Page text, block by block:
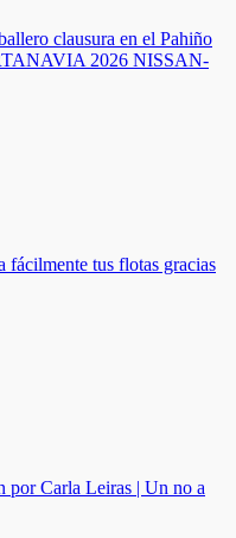
clausura en el Pahiño
2026 NISSAN-
fácilmente tus flotas gracias
por Carla Leiras | Un no a